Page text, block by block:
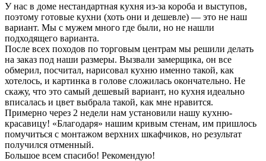
У нас в доме нестандартная кухня из-за короба и выступов,
поэтому готовые кухни (хоть они и дешевле) — это не наш
вариант. Мы с мужем много где были, но не нашли
подходящего варианта.
После всех походов по торговым центрам мы решили делать
на заказ под наши размеры. Вызвали замерщика, он все
обмерил, посчитал, нарисовал кухню именно такой, как
хотелось, и картинка в голове сложилась окончательно. Не
скажу, что это самый дешевый вариант, но кухня идеально
вписалась и цвет выбрала такой, как мне нравится.
Примерно через 2 недели нам установили нашу кухню-
красавицу! «Благодаря» нашим кривым стенам, им пришлось
помучиться с монтажом верхних шкафчиков, но результат
получился отменный.
Большое всем спасибо! Рекомендую!